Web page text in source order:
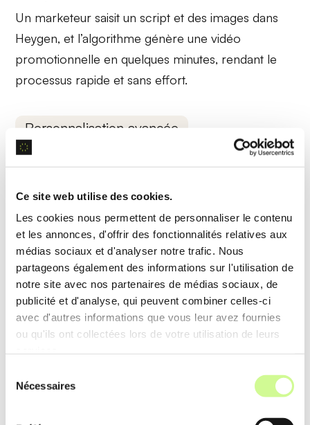
Ce site web utilise des cookies.
Les cookies nous permettent de personnaliser le contenu
et les annonces, d'offrir des fonctionnalités relatives aux
médias sociaux et d'analyser notre trafic. Nous
partageons également des informations sur l'utilisation de
notre site avec nos partenaires de médias sociaux, de
publicité et d'analyse, qui peuvent combiner celles-ci
avec d'autres informations que vous leur avez fournies
ou qu'ils ont collectées lors de votre utilisation de leurs
Nécessaires
Un marketeur saisit un script et des images dans
Heygen, et l’algorithme génère une vidéo
promotionnelle en quelques minutes, rendant le
processus rapide et sans effort.
Personnalisation avancée
La personnalisation avancée permet de modifier
interfaces intuitives et des options variées. Utilisez
des outils pour ajuster les effets, les transitions et
les animations.
Exemple d’utilisation
Un éducateur ajuste les effets visuels d’une leçon
vidéo, ajoutant des animations et des transitions